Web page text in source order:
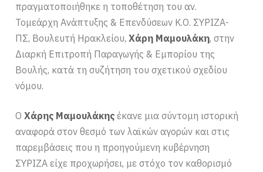
πραγματοποιήθηκε η τοποθέτηση του αν.
Τομεάρχη Ανάπτυξης & Επενδύσεων Κ.Ο. ΣΥΡΙΖΑ-
ΠΣ, Βουλευτή Ηρακλείου,Χάρη Μαμουλάκη, στην
Διαρκή Επιτροπή Παραγωγής & Εμπορίου της
Βουλής, κατά τη συζήτηση του σχετικού σχεδίου
νόμου.
ΟΧάρης Μαμουλάκης έκανε μια σύντομη ιστορική
αναφορά στον θεσμό των λαϊκών αγορών και στις
παρεμβάσεις που η προηγούμενη κυβέρνηση
ΣΥΡΙΖΑ είχε προχωρήσει, με στόχο τον καθορισμό